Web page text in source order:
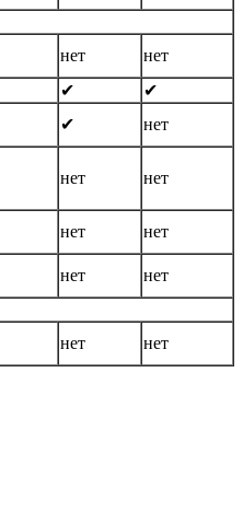
нет
нет
✔
✔
✔
нет
нет нет
нет
нет
нет
нет
нет нет